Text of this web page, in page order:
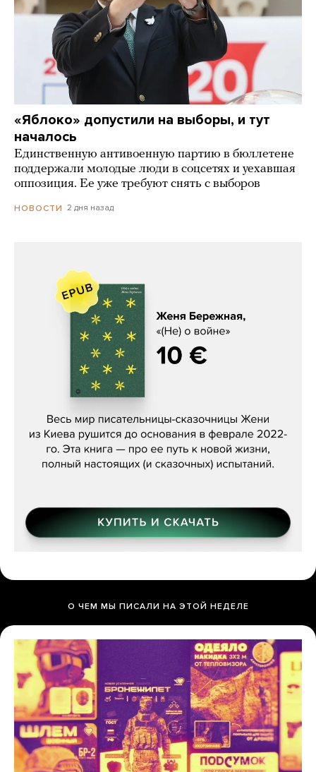
«Яблоко» допустили на выборы, и тут
началось
Единственную антивоенную партию в бюллетене
поддержали молодые люди в соцсетях и уехавшая
оппозиция. Ее уже требуют снять с выборов
НОВОСТИ 2 дня назад
Женя Бережная, «(Не) о войне»
О ЧЕМ МЫ ПИСАЛИ НА ЭТОЙ НЕДЕЛЕ